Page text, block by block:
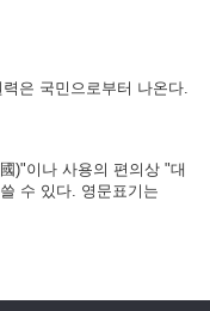
은 국민으로부터 나온다.
)"이나 사용의 편의상 "대
수 있다. 영문표기는